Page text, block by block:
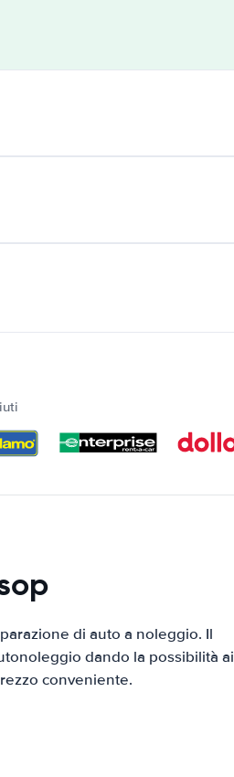
di auto a noleggio. Il
dando la possibilità ai
conveniente.